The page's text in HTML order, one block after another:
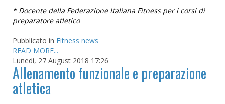
* Docente della Federazione Italiana Fitness per i corsi di
preparatore atletico
Pubblicato in Fitness news
READ MORE...
Lunedì, 27 August 2018 17:26
Allenamento funzionale e preparazione
atletica